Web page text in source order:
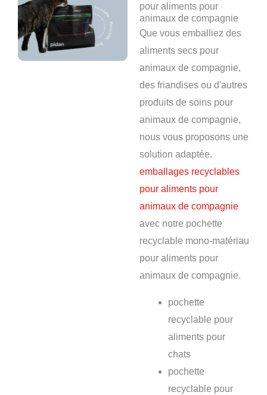
pour aliments pour
animaux de compagnie
Que vous emballiez des
aliments secs pour
animaux de compagnie,
des friandises ou d'autres
produits de soins pour
animaux de compagnie,
nous vous proposons une
solution adaptée.
emballages recyclables
pour aliments pour
animaux de compagnie
avec notre pochette
recyclable mono-matériau
pour aliments pour
animaux de compagnie.
pochette
recyclable pour
aliments pour
chats
pochette
recyclable pour